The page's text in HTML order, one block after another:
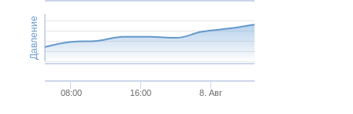
Давление
08:00 16:00 8. Авг